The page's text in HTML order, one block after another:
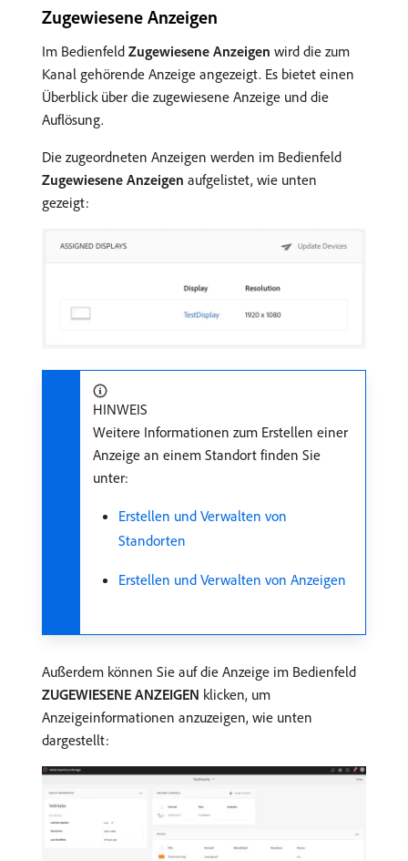
Zugewiesene Anzeigen
Im Bedienfeld Zugewiesene Anzeigen wird die zum
Kanal gehörende Anzeige angezeigt. Es bietet einen
Überblick über die zugewiesene Anzeige und die
Auflösung.
Die zugeordneten Anzeigen werden im Bedienfeld
Zugewiesene Anzeigen aufgelistet, wie unten
gezeigt:
HINWEIS
Weitere Informationen zum Erstellen einer
Anzeige an einem Standort finden Sie
unter:
Erstellen und Verwalten von
Standorten
Erstellen und Verwalten von Anzeigen
Außerdem können Sie auf die Anzeige im Bedienfeld
ZUGEWIESENE ANZEIGEN klicken, um
Anzeigeinformationen anzuzeigen, wie unten
dargestellt: